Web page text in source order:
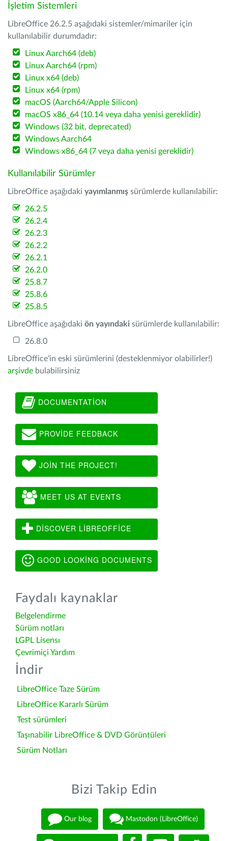
İşletim Sistemleri
LibreOffice 26.2.5 aşağıdaki sistemler/mimariler için
kullanılabilir durumdadır:
Linux Aarch64 (deb)
Linux Aarch64 (rpm)
Linux x64 (deb)
Linux x64 (rpm)
macOS (Aarch64/Apple Silicon)
macOS x86_64 (10.14 veya daha yenisi gereklidir)
Windows (32 bit, deprecated)
Windows Aarch64
Windows x86_64 (7 veya daha yenisi gereklidir)
Kullanılabilir Sürümler
LibreOffice aşağıdaki yayımlanmış sürümlerde kullanılabilir:
26.2.5
26.2.4
26.2.3
26.2.2
26.2.1
26.2.0
25.8.7
25.8.6
25.8.5
LibreOffice aşağıdaki ön yayındaki sürümlerde kullanılabilir:
26.8.0
LibreOffice'in eski sürümlerini (desteklenmiyor olabilirler!)
arşivde bulabilirsiniz
DOCUMENTATION
PROVIDE FEEDBACK
JOIN THE PROJECT!
MEET US AT EVENTS
DISCOVER LIBREOFFICE
GOOD LOOKING DOCUMENTS
Faydalı kaynaklar
Belgelendirme
Sürüm notları
LGPL Lisensı
Çevrimiçi Yardım
İndir
LibreOffice Taze Sürüm
LibreOffice Kararlı Sürüm
Test sürümleri
Taşınabilir LibreOffice & DVD Görüntüleri
Sürüm Notları
Bizi Takip Edin
Our blog Mastodon (LibreOffice)